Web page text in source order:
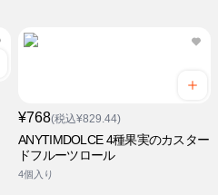
¥768(税込¥829.44)
ANYTIMDOLCE 4種果実のカスター
ドフルーツロール
4個入り